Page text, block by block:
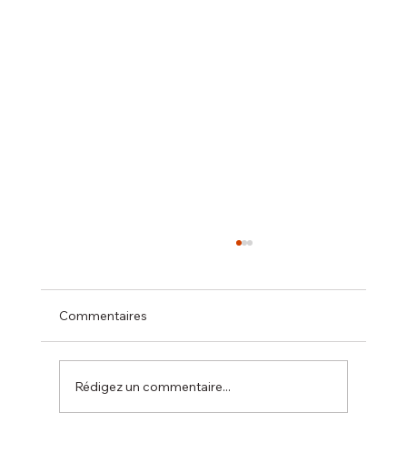
Commentaires
Rédigez un commentaire...